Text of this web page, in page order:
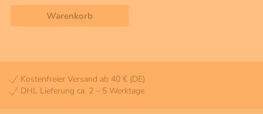
Warenkorb
Kostenfreier Versand ab 40 € (DE)
DHL Lieferung ca. 2 – 5 Werktage